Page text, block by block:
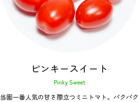
ピンキースイート
Pinky Sweet
当園一番人気の甘さ際立つミニトマト。パクパク